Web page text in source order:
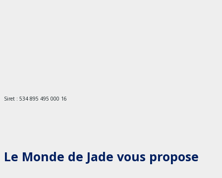
Siret : 534 895 495 000 16
Le Monde de Jade vous propose